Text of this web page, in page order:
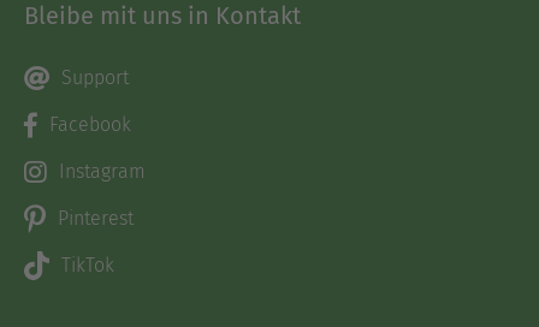
Bleibe mit uns in Kontakt
Support
Facebook
Instagram
Pinterest
TikTok